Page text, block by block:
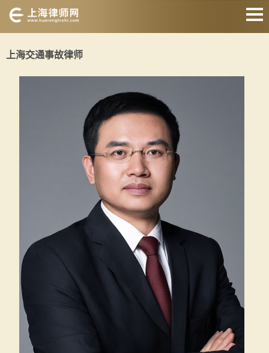
房产纠纷律师
合同纠纷律师
征地拆迁律师
交通事故律师
关于我们
上海交通事故律师